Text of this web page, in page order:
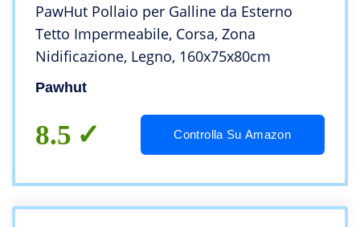
PawHut Pollaio per Galline da Esterno
Tetto Impermeabile, Corsa, Zona
Nidificazione, Legno, 160x75x80cm
Pawhut
8.5 Controlla Su Amazon